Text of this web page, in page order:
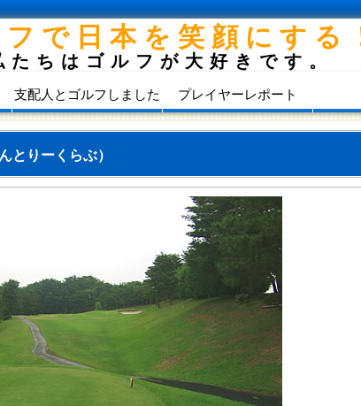
フで日本を笑顔にする
たちはゴルフが大好きです。
支配人とゴルフしました プレイヤーレポート
とりーくらぶ）